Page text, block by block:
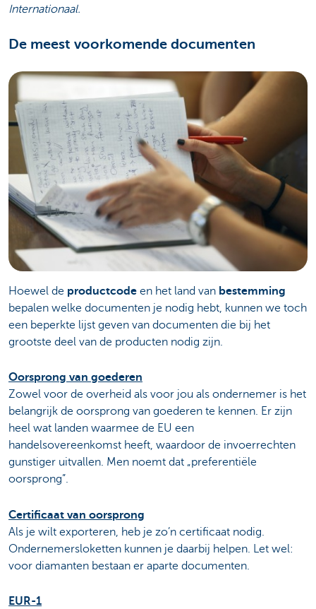
Internationaal.
De meest voorkomende documenten
Hoewel de productcode en het land van bestemming
bepalen welke documenten je nodig hebt, kunnen we toch
een beperkte lijst geven van documenten die bij het
grootste deel van de producten nodig zijn.
Oorsprong van goederen
Zowel voor de overheid als voor jou als ondernemer is het
belangrijk de oorsprong van goederen te kennen. Er zijn
heel wat landen waarmee de EU een
handelsovereenkomst heeft, waardoor de invoerrechten
gunstiger uitvallen. Men noemt dat „preferentiële
oorsprong”.
Certificaat van oorsprong
Als je wilt exporteren, heb je zo’n certificaat nodig.
Ondernemersloketten kunnen je daarbij helpen. Let wel:
voor diamanten bestaan er aparte documenten.
EUR-1